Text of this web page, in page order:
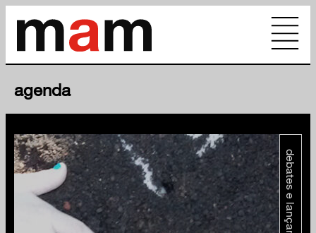
agenda
debates e lançamentos